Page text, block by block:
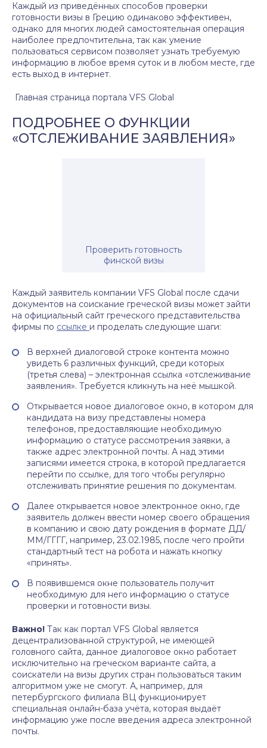
Каждый из приведённых способов проверки
готовности визы в Грецию одинаково эффективен,
однако для многих людей самостоятельная операция
наиболее предпочтительна, так как умение
пользоваться сервисом позволяет узнать требуемую
информацию в любое время суток и в любом месте, где
есть выход в интернет.
Главная страница портала VFS Global
ПОДРОБНЕЕ О ФУНКЦИИ
«ОТСЛЕЖИВАНИЕ ЗАЯВЛЕНИЯ»
Проверить готовность
финской визы
Каждый заявитель компании VFS Global после сдачи
документов на соискание греческой визы может зайти
на официальный сайт греческого представительства
фирмы по ссылке и проделать следующие шаги:
В верхней диалоговой строке контента можно
увидеть 6 различных функций, среди которых
(третья слева) – электронная ссылка «отслеживание
заявления». Требуется кликнуть на неё мышкой.
Открывается новое диалоговое окно, в котором для
кандидата на визу представлены номера
телефонов, предоставляющие необходимую
информацию о статусе рассмотрения заявки, а
также адрес электронной почты. А над этими
записями имеется строка, в которой предлагается
перейти по ссылке, для того чтобы регулярно
отслеживать принятие решения по документам.
Далее открывается новое электронное окно, где
заявитель должен ввести номер своего обращения
в компанию и свою дату рождения в формате ДД/
ММ/ГГГГ, например, 23.02.1985, после чего пройти
стандартный тест на робота и нажать кнопку
«принять».
В появившемся окне пользователь получит
необходимую для него информацию о статусе
проверки и готовности визы.
Важно! Так как портал VFS Global является
децентрализованной структурой, не имеющей
головного сайта, данное диалоговое окно работает
исключительно на греческом варианте сайта, а
соискатели на визы других стран пользоваться таким
алгоритмом уже не смогут. А, например, для
петербургского филиала ВЦ функционирует
специальная онлайн-база учёта, которая выдаёт
информацию уже после введения адреса электронной
почты.